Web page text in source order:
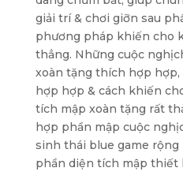
giải trí & chơi giỡn sau
phương pháp khiến cho
thẳng. Những cuộc
xoàn tặng thích hợp hợp,
hợp hợp & cách khiến
tích mập xoàn tặng rất
hợp phần mập cuộc
sinh thái blue game rộng
phần diện tích mập thiết